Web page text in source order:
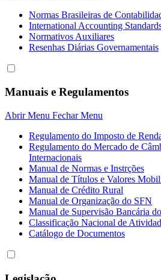
Normas Brasileiras de
International Accounting
Normativos Auxiliares
Resenhas Diárias Governamentais
Manuais e Regulamentos
Abrir Menu Fechar Menu
Regulamento do Imposto de
Regulamento do Mercado de
Internacionais
Manual de Normas e Instrções
Manual de Títulos e Valores
Manual de Crédito Rural
Manual de Organização do SFN
Manual de Supervisão Bancária
Classificação Nacional de
Catálogo de Documentos